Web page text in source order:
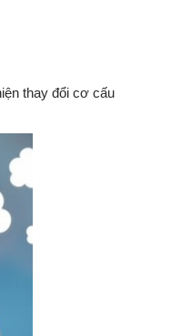
thay đổi cơ cấu